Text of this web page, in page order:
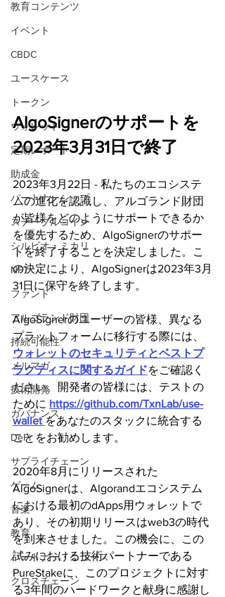
教育コンテンツ
イベント
CBDC
ユースケース
トークン
ウォレット
定期レポート
助成金
パートナーシップ
ステーブルコイン
シルビオ・ミカリ
NFT
ファンド
アルゴランド財団
持続可能性
メルマガ
技術開発
ガバナンス
DeFi
サプライチェーン
ゲーム
音楽
教育
パートナー・ニュース
クロスチェーン
AlgoSignerのサポートを
2023年3月31日で終了
2023年3月22日 - 私たちのエコシステ
ムの進化を認識し、アルゴランド財団
が皆様をどのようにサポートできるか
を優先するため、AlgoSignerのサポー
トを終了することを決定しました。こ
の決定により、AlgoSignerは2023年3月
31日に保守を終了します。
AlgoSignerのユーザーの皆様、異なる
プラットフォームに移行する際には、
ウォレットのセキュリティとベストプ
ラクティスに関するガイドをご確認く
ださい。開発者の皆様には、テストの
ために https://github.com/TxnLab/use-
wallet をあなたのスタックに統合する
ことをお勧めします。
2020年8月にリリースされた
AlgoSignerは、Algorandエコシステム
における最初のdApps用ウォレットで
あり、その初期リリースはweb3の時代
を到来させました。この機会に、この
試みにおける技術パートナーである
PureStakeに、このプロジェクトに対す
る3年間のハードワークと献身に感謝し